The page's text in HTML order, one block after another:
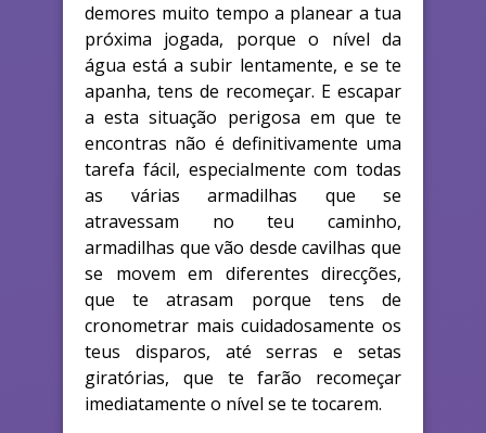
demores muito tempo a planear a tua
próxima jogada, porque o nível da
água está a subir lentamente, e se te
apanha, tens de recomeçar. E escapar
a esta situação perigosa em que te
encontras não é definitivamente uma
tarefa fácil, especialmente com todas
as várias armadilhas que se
atravessam no teu caminho,
armadilhas que vão desde cavilhas que
se movem em diferentes direcções,
que te atrasam porque tens de
cronometrar mais cuidadosamente os
teus disparos, até serras e setas
giratórias, que te farão recomeçar
imediatamente o nível se te tocarem.